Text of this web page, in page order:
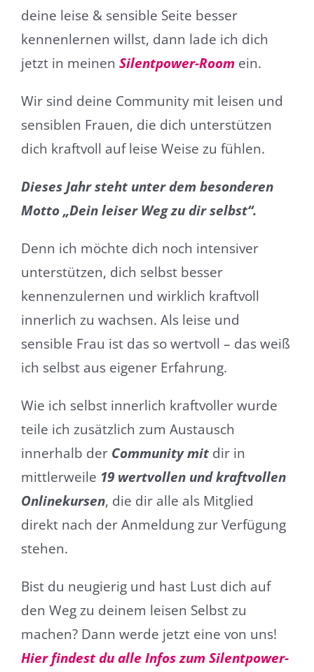
deine leise & sensible Seite besser
kennenlernen willst, dann lade ich dich
jetzt in meinen Silentpower-Room ein.
Wir sind deine Community mit leisen und
sensiblen Frauen, die dich unterstützen
dich kraftvoll auf leise Weise zu fühlen.
Dieses Jahr steht unter dem besonderen
Motto „Dein leiser Weg zu dir selbst“.
Denn ich möchte dich noch intensiver
unterstützen, dich selbst besser
kennenzulernen und wirklich kraftvoll
innerlich zu wachsen. Als leise und
sensible Frau ist das so wertvoll – das weiß
ich selbst aus eigener Erfahrung.
Wie ich selbst innerlich kraftvoller wurde
teile ich zusätzlich zum Austausch
innerhalb der Community mit dir in
mittlerweile 19 wertvollen und kraftvollen
Onlinekursen, die dir alle als Mitglied
direkt nach der Anmeldung zur Verfügung
stehen.
Bist du neugierig und hast Lust dich auf
den Weg zu deinem leisen Selbst zu
machen? Dann werde jetzt eine von uns!
Hier findest du alle Infos zum Silentpower-